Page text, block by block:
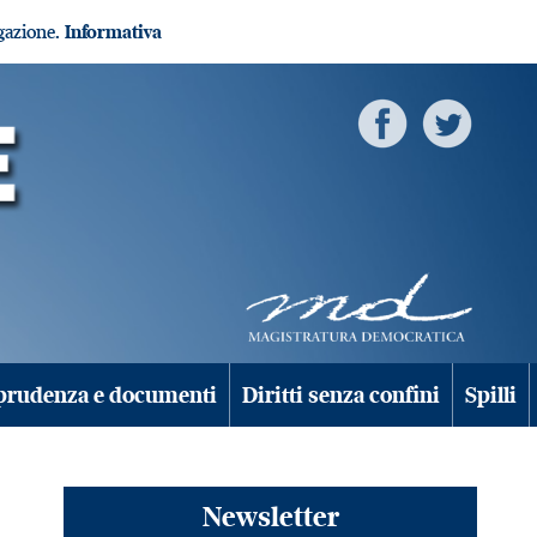
Informativa
e documenti Diritti senza confini Spilli
Newsletter